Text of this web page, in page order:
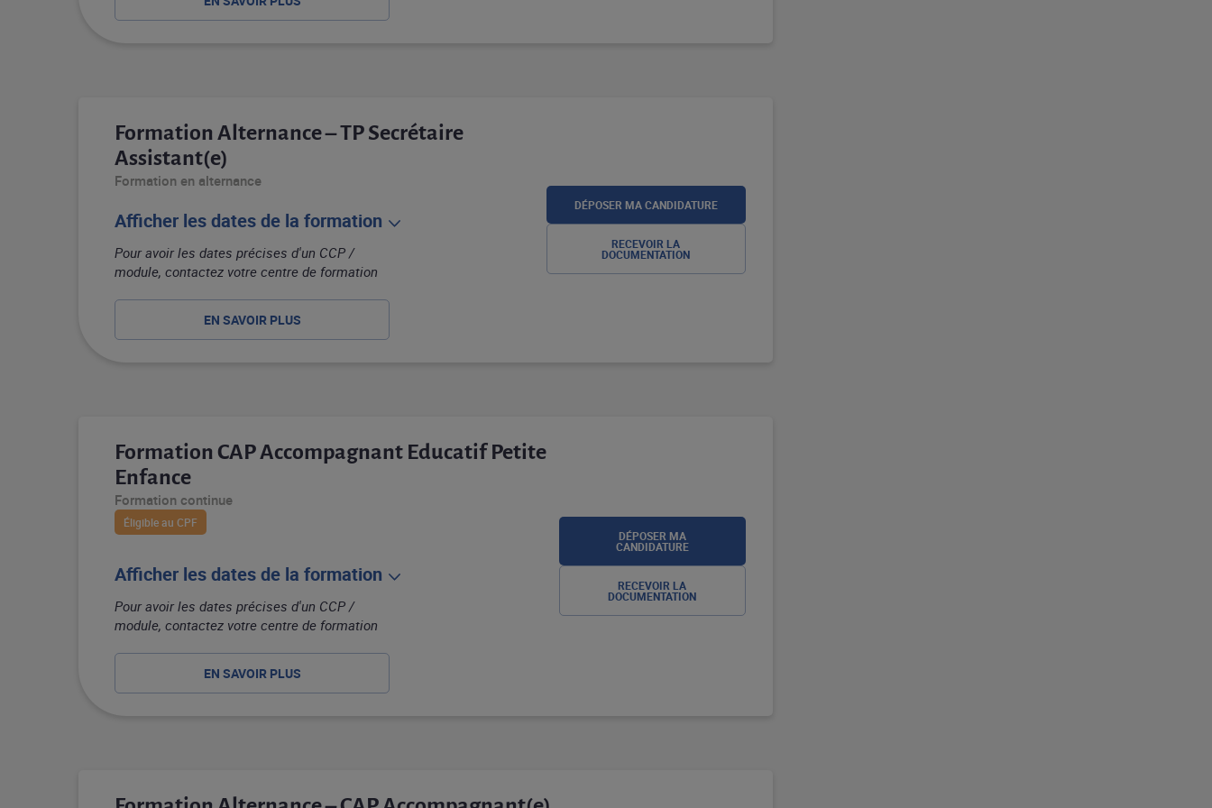
Formation Alternance – TP Secrétaire
Assistant(e)
Formation en alternance
Afficher les dates de la formation
Pour avoir les dates précises d'un CCP /
module, contactez votre centre de formation
EN SAVOIR PLUS
DÉPOSER MA CANDIDATURE
RECEVOIR LA
DOCUMENTATION
Formation CAP Accompagnant Educatif Petite
Enfance
Formation continue
Éligible au CPF
Afficher les dates de la formation
Pour avoir les dates précises d'un CCP /
module, contactez votre centre de formation
EN SAVOIR PLUS
DÉPOSER MA
CANDIDATURE
RECEVOIR LA
DOCUMENTATION